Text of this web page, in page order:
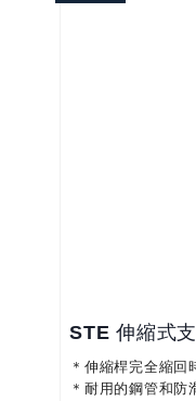
STE 伸縮式
＊伸縮桿完全縮回
＊耐用的鋼管和